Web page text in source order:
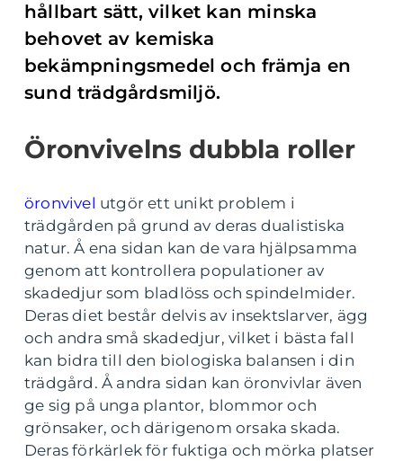
hållbart sätt, vilket kan minska
behovet av kemiska
bekämpningsmedel och främja en
sund trädgårdsmiljö.
Öronvivelns dubbla roller
öronvivel utgör ett unikt problem i
trädgården på grund av deras dualistiska
natur. Å ena sidan kan de vara hjälpsamma
genom att kontrollera populationer av
skadedjur som bladlöss och spindelmider.
Deras diet består delvis av insektslarver, ägg
och andra små skadedjur, vilket i bästa fall
kan bidra till den biologiska balansen i din
trädgård. Å andra sidan kan öronvivlar även
ge sig på unga plantor, blommor och
grönsaker, och därigenom orsaka skada.
Deras förkärlek för fuktiga och mörka platser